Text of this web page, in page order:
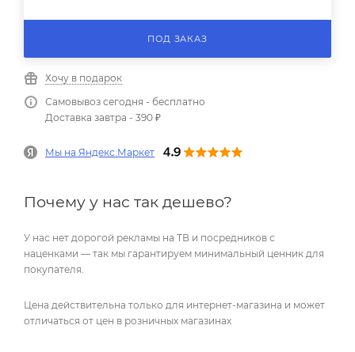
ПОД ЗАКАЗ
Хочу в подарок
Самовывоз сегодня - бесплатно
Доставка завтра - 390 ₽
Мы на Яндекс.Маркет
Почему у нас так дешево?
У нас нет дорогой рекламы на ТВ и посредников с
наценками — так мы гарантируем минимальный ценник для
покупателя.
Цена действительна только для интернет-магазина и может
отличаться от цен в розничных магазинах